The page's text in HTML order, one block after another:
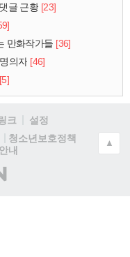
글 근황 [23]
만화작가들 [36]
의자 [46]
[5]
크
설정
청소년보호정책
내
▲